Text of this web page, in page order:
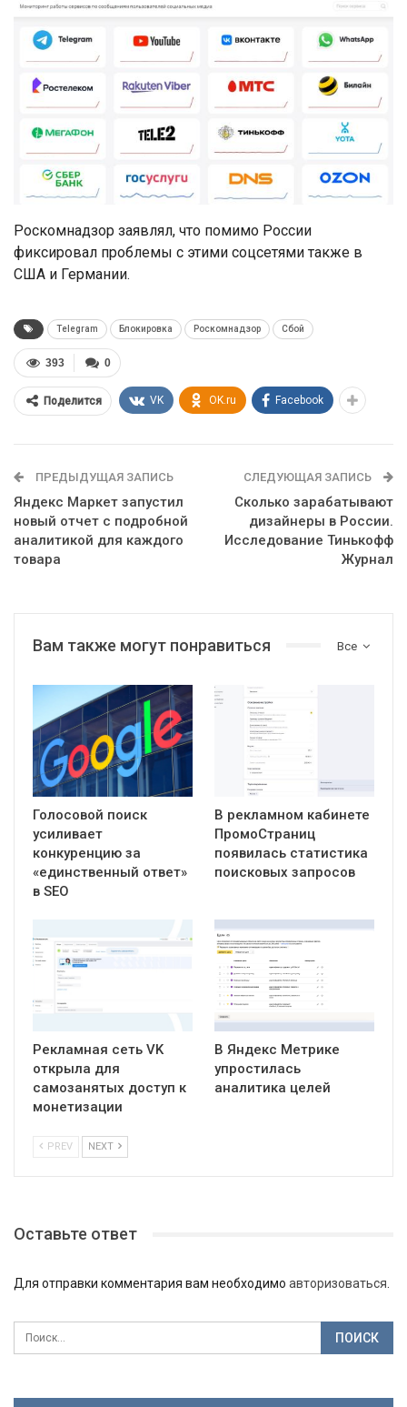
Роскомнадзор заявлял, что помимо России
фиксировал проблемы с этими соцсетями также в
США и Германии.
Telegram Блокировка Роскомнадзор Сбой
0
393
Поделится VK OK.ru Facebook
ПРЕДЫДУЩАЯ ЗАПИСЬ
Яндекс Маркет запустил
новый отчет с подробной
аналитикой для каждого
товара
СЛЕДУЮЩАЯ ЗАПИСЬ
Сколько зарабатывают
дизайнеры в России.
Исследование Тинькофф
Журнал
Все
Вам также могут понравиться
Голосовой поиск
усиливает
конкуренцию за
«единственный ответ»
в SEO
В рекламном кабинете
ПромоСтраниц
появилась статистика
поисковых запросов
Рекламная сеть VK
открыла для
самозанятых доступ к
монетизации
В Яндекс Метрике
упростилась
аналитика целей
PREV NEXT
Оставьте ответ
Для отправки комментария вам необходимо авторизоваться.